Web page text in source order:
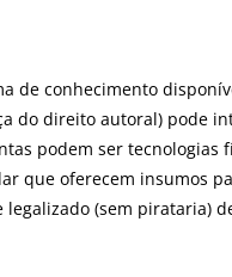
de conhecimento
do direito autoral) pode
podem ser tecnologias
que oferecem insumos
(sem pirataria)